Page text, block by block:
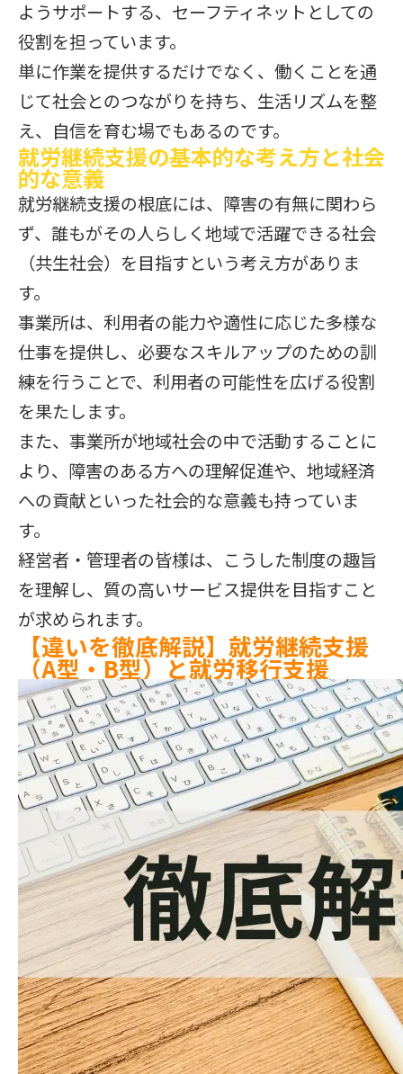
ようサポートする、セーフティネットとしての
役割を担っています。
単に作業を提供するだけでなく、働くことを通
じて社会とのつながりを持ち、生活リズムを整
え、自信を育む場でもあるのです。
就労継続支援の基本的な考え方と社会
的な意義
就労継続支援の根底には、障害の有無に関わら
ず、誰もがその人らしく地域で活躍できる社会
（共生社会）を目指すという考え方がありま
す。
事業所は、利用者の能力や適性に応じた多様な
仕事を提供し、必要なスキルアップのための訓
練を行うことで、利用者の可能性を広げる役割
を果たします。
また、事業所が地域社会の中で活動することに
より、障害のある方への理解促進や、地域経済
への貢献といった社会的な意義も持っていま
す。
経営者・管理者の皆様は、こうした制度の趣旨
を理解し、質の高いサービス提供を目指すこと
が求められます。
【違いを徹底解説】就労継続支援
（A型・B型）と就労移行支援